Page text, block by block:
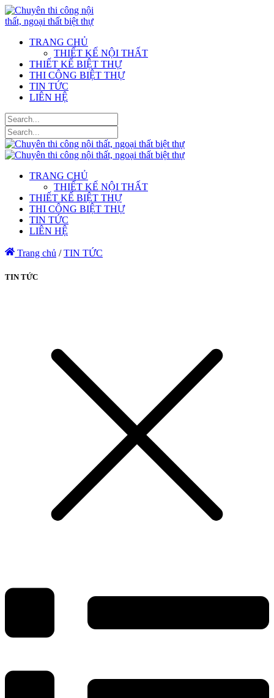
TRANG CHỦ
THIẾT KẾ NỘI THẤT
THIẾT KẾ BIỆT THỰ
THI CÔNG BIỆT THỰ
TIN TỨC
LIÊN HỆ
TRANG CHỦ
THIẾT KẾ NỘI THẤT
THIẾT KẾ BIỆT THỰ
THI CÔNG BIỆT THỰ
TIN TỨC
LIÊN HỆ
Trang chủ / TIN TỨC
TIN TỨC